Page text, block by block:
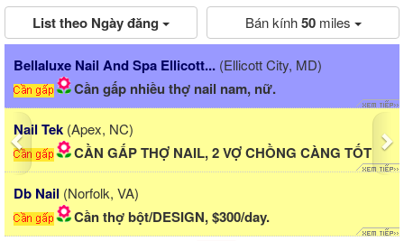
List theo Ngày đăng Bán kính50miles
Bellaluxe Nail And Spa Ellicott... (Ellicott City, MD)
Cần gấp nhiều thợ nail nam, nữ.
Nail Tek (Apex, NC)
CẦN GẤP THỢ NAIL, 2 VỢ CHỒNG CÀNG TỐT
Db Nail (Norfolk, VA)
Cần thợ bột/DESIGN, $300/day.
Previous